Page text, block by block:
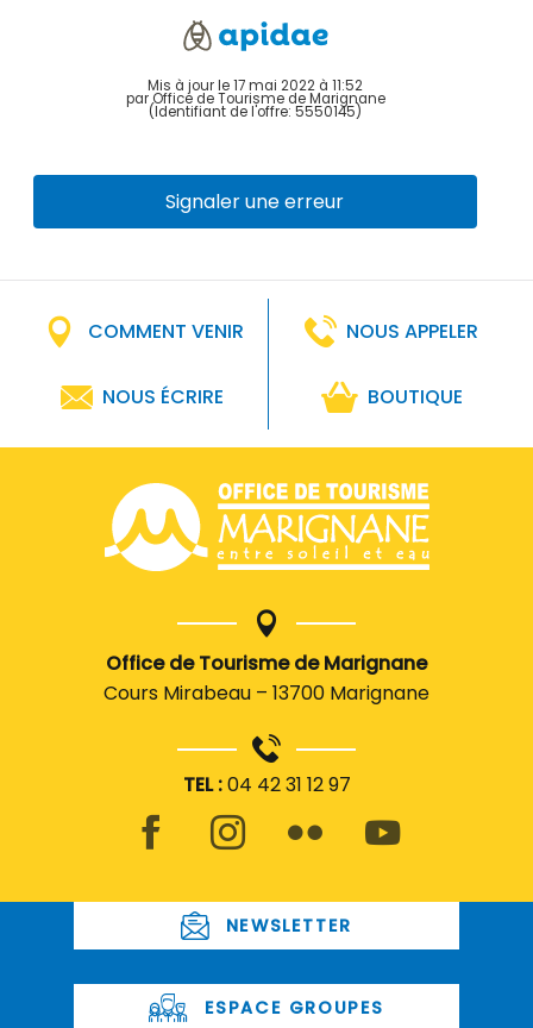
Mis à jour le 17 mai 2022 à 11:52
par Office de Tourisme de Marignane
(Identifiant de l'offre: 5550145)
Signaler une erreur
COMMENT VENIR NOUS APPELER
NOUS ÉCRIRE BOUTIQUE
Office de Tourisme de Marignane
Cours Mirabeau – 13700 Marignane
TEL :04 42 31 12 97
NEWSLETTER
ESPACE GROUPES